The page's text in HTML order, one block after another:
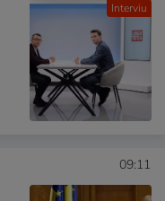
Interviu
09:11